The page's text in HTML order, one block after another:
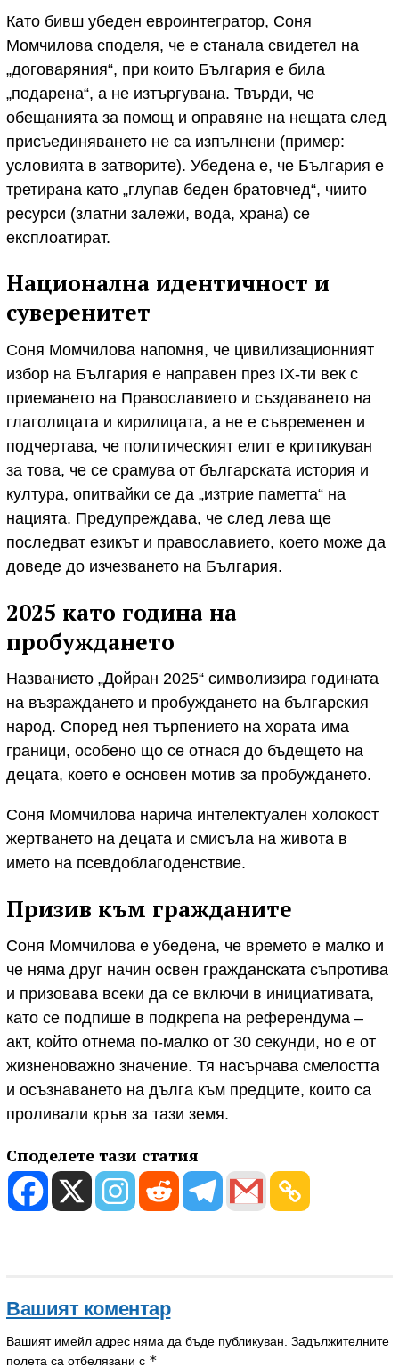
Като бивш убеден евроинтегратор, Соня
Момчилова споделя, че е станала свидетел на
„договаряния“, при които България е била
„подарена“, а не изтъргувана. Твърди, че
обещанията за помощ и оправяне на нещата след
присъединяването не са изпълнени (пример:
условията в затворите). Убедена е, че България е
третирана като „глупав беден братовчед“, чиито
ресурси (златни залежи, вода, храна) се
експлоатират.
Национална идентичност и
суверенитет
Соня Момчилова напомня, че цивилизационният
избор на България е направен през IX-ти век с
приемането на Православието и създаването на
глаголицата и кирилицата, а не е съвременен и
подчертава, че политическият елит е критикуван
за това, че се срамува от българската история и
култура, опитвайки се да „изтрие паметта“ на
нацията. Предупреждава, че след лева ще
последват езикът и православието, което може да
доведе до изчезването на България.
2025 като година на
пробуждането
Названието „Дойран 2025“ символизира годината
на възраждането и пробуждането на българския
народ. Според нея търпението на хората има
граници, особено що се отнася до бъдещето на
децата, което е основен мотив за пробуждането.
Соня Момчилова нарича интелектуален холокост
жертването на децата и смисъла на живота в
името на псевдоблагоденствие.
Призив към гражданите
Соня Момчилова е убедена, че времето е малко и
че няма друг начин освен гражданската съпротива
и призовава всеки да се включи в инициативата,
като се подпише в подкрепа на референдума –
акт, който отнема по-малко от 30 секунди, но е от
жизненоважно значение. Тя насърчава смелостта
и осъзнаването на дълга към предците, които са
проливали кръв за тази земя.
Споделете тази статия
Вашият коментар
Вашият имейл адрес няма да бъде публикуван. Задължителните
полета са отбелязани с *